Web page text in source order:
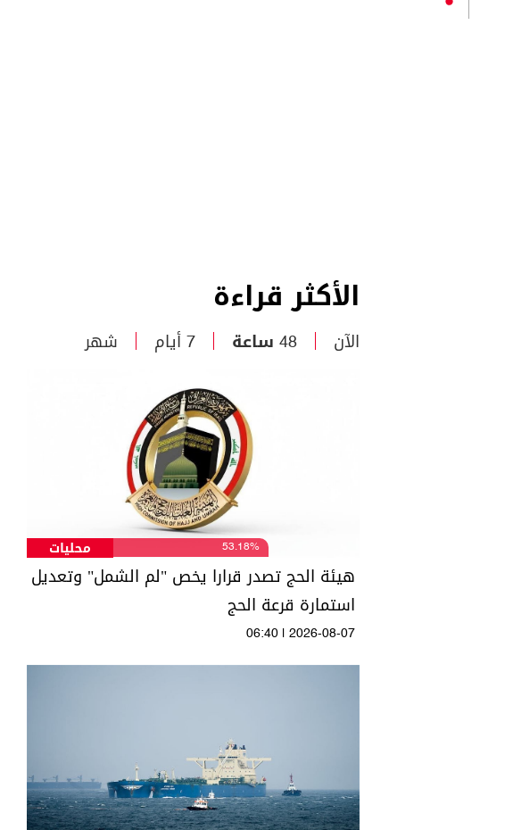
الأكثر قراءة
الآن 48 ساعة 7 أيام شهر
محليات 53.18%
هيئة الحج تصدر قرارا يخص "لم الشمل" وتعديل
استمارة قرعة الحج
06:40 | 2026-08-07